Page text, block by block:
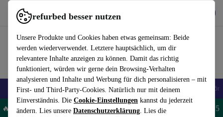
refurbed besser nutzen
Unsere Produkte und Cookies haben etwas gemeinsam: Beide
werden wiederverwendet. Letztere hauptsächlich, um dir
relevantere Inhalte anzeigen zu können. Damit das richtig
funktioniert, würden wir gerne dein Browsing-Verhalten
analysieren und Inhalte und Werbung für dich personalisieren – mit
First- und Third-Party-Cookies. Natürlich nur mit deinem
Einverständnis. Die Cookie-Einstellungen kannst du jederzeit
ändern. Lies unsere Datenschutzerklärung. Lies die
refurbed schnell und einfach nutzen
🎒 Back to school Handys Laptops Tablets Smartwatches Zubehör
🔥 Spare 5% EXTRA auf MacBooks und iPads – Code: MACPAD5